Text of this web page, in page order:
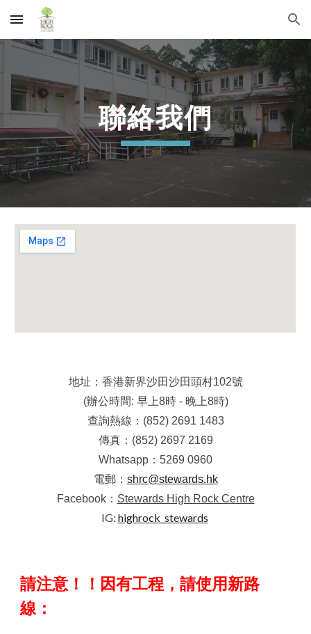
Skip to main content Skip to navigation
聯絡我們
地址：香港新界沙田沙田頭村102號
(辦公時間: 早上8時 - 晚上8時)
查詢熱線：(852) 2691 1483
傳真：(852) 2697 2169
Whatsapp： 5269 0960
電郵： shrc@stewards.hk
Facebook： Stewards High Rock Centre
IG: highrock_stewards
請注意！！因有工程，請使用新路
線：